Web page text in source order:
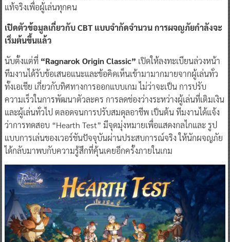
แท้จริงเพื่อผู้เล่นทุกคน
เปิดตัวข้อมูลเกี่ยวกับ CBT แบบจำกัดจำนวน การผจญภัยกำลังจะ
เริ่มต้นขึ้นแล้ว
นับตั้งแต่ที่“Ragnarok Origin Classic” เปิดให้ลงทะเบียนล่วงหน้า
ทีมงานได้รับข้อเสนอแนะและข้อคิดเห็นเข้ามามากมายจากผู้เล่นทั่ว
ทั้งเอเชีย เกี่ยวกับทิศทางการออกแบบเกม ไม่ว่าจะเป็น การปรับ
ความเร็วในการพัฒนาตัวละคร การลดช่องว่างระหว่างผู้เล่นที่เติมเงิน
และผู้เล่นทั่วไป ตลอดจนการปรับสมดุลอาชีพ เป็นต้น ทีมงานได้แจ้ง
ว่าการทดสอบ “Hearth Test” มีจุดมุ่งหมายเพื่อแสดงกลไกและ รูป
แบบการเล่นของเวอร์ชันปัจจุบันผ่านประสบการณ์จริง ให้นักผจญภัย
ได้กลับมาพบกับความรู้สึกที่คุ้นเคยอีกครั้งภายในเกม